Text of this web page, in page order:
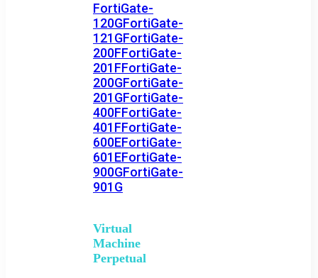
FortiGate-
120GFortiGate-
121GFortiGate-
200FFortiGate-
201FFortiGate-
200GFortiGate-
201GFortiGate-
400FFortiGate-
401FFortiGate-
600EFortiGate-
601EFortiGate-
900GFortiGate-
901G
Virtual
Machine
Perpetual